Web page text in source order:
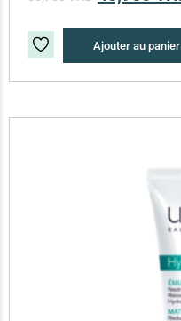
Ajouter au panier